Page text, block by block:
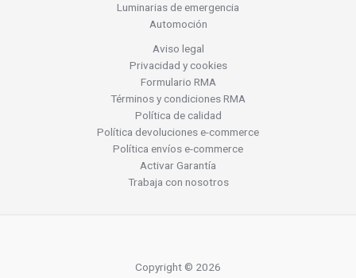
Luminarias de emergencia
Automoción
Aviso legal
Privacidad y cookies
Formulario RMA
Términos y condiciones RMA
Política de calidad
Política devoluciones e-commerce
Política envíos e-commerce
Activar Garantía
Trabaja con nosotros
Copyright © 2026